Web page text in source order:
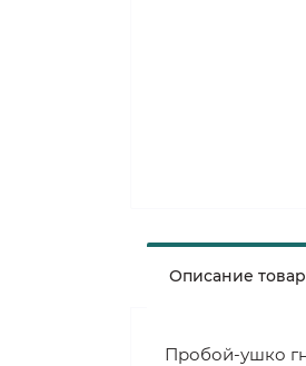
Описание
Пробой-ушко